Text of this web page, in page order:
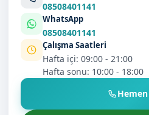
08508401141
WhatsApp
08508401141
Çalışma Saatleri
Hafta içi: 09:00 - 21:00
Hafta sonu: 10:00 - 18:00